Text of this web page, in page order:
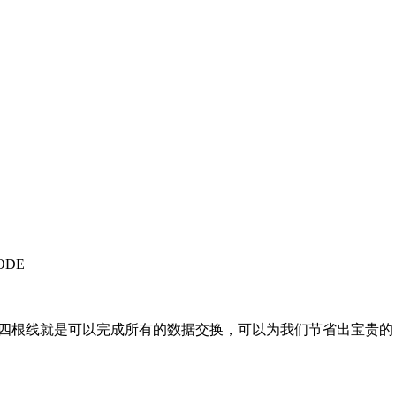
线就是可以完成所有的数据交换，可以为我们节省出宝贵的